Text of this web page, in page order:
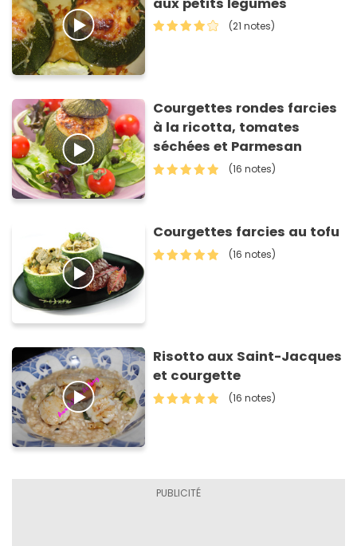
(21 notes)
Courgettes rondes farcies
à la ricotta, tomates
séchées et Parmesan
(16 notes)
Courgettes farcies au tofu
(16 notes)
Risotto aux Saint-Jacques
et courgette
(16 notes)